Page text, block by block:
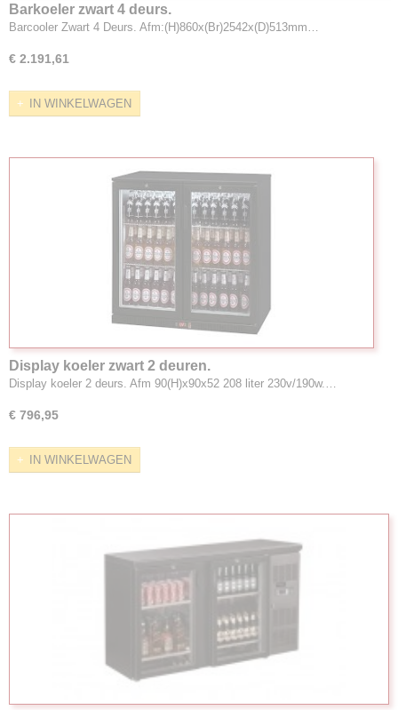
Barkoeler zwart 4 deurs.
Barcooler Zwart 4 Deurs. Afm:(H)860x(Br)2542x(D)513mm…
€ 2.191,61
IN WINKELWAGEN
Display koeler zwart 2 deuren.
Display koeler 2 deurs. Afm 90(H)x90x52 208 liter 230v/190w.…
€ 796,95
IN WINKELWAGEN